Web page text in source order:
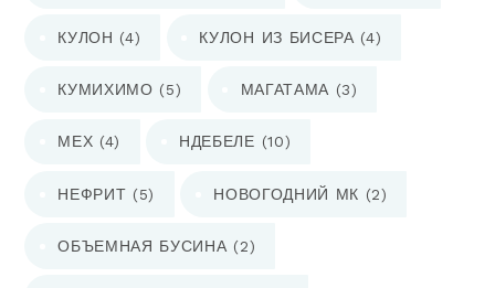
КУЛОН (4) КУЛОН ИЗ БИСЕРА (4)
КУМИХИМО (5) МАГАТАМА (3)
МЕХ (4) НДЕБЕЛЕ (10)
НЕФРИТ (5) НОВОГОДНИЙ МК (2)
ОБЪЕМНАЯ БУСИНА (2)